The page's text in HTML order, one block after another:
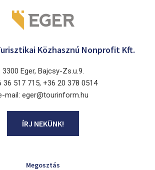
Közhasznú Nonprofit Kft.
3300 Eger, Bajcsy-Zs.u.9.
36 517 715, +36 20 378 0514
mail: eger@tourinform.hu
ÍRJ NEKÜNK!
Megosztás